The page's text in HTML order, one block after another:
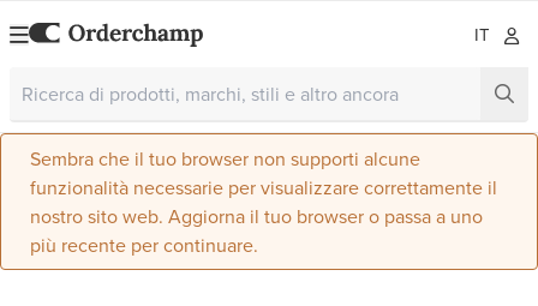
IT
Sembra che il tuo browser non supporti alcune
funzionalità necessarie per visualizzare correttamente il
nostro sito web. Aggiorna il tuo browser o passa a uno
più recente per continuare.